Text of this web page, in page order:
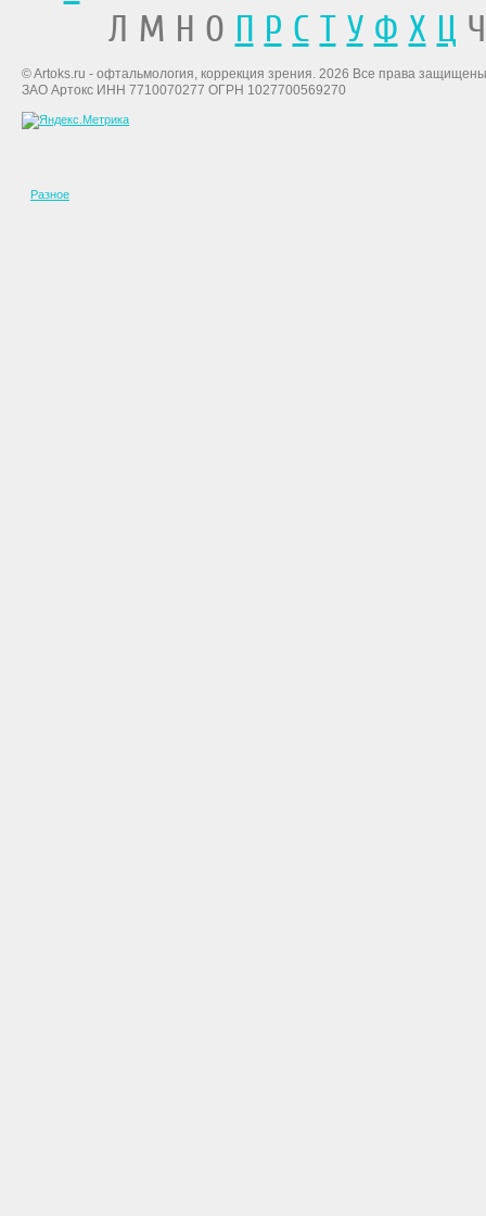
Л М Н О П Р С Т У Ф Х Ц
© Artoks.ru - офтальмология, коррекция зрения. 2026 Все права
ЗАО Артокс ИНН 7710070277 ОГРН 1027700569270
Разное